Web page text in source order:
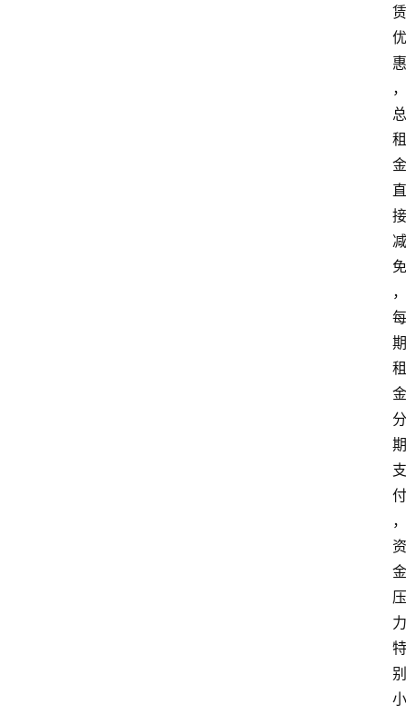
赁
优
惠
，
总
租
金
直
接
减
免
，
每
期
租
金
分
期
支
付
，
资
金
压
力
特
别
小